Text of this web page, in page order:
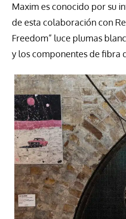
Maxim es conocido por su
de esta colaboración con
Freedom” luce plumas
y los componentes de fibra